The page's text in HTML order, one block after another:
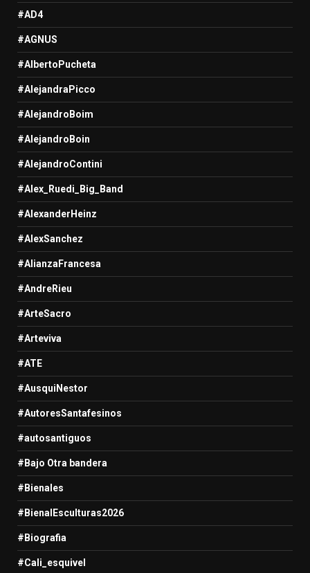
#AD4
#AGNUS
#AlbertoPucheta
#AlejandraPicco
#AlejandroBoim
#AlejandroBoin
#AlejandroContini
#Alex_Ruedi_Big_Band
#AlexanderHeinz
#AlexSanchez
#AlianzaFrancesa
#AndreRieu
#ArteSacro
#Arteviva
#ATE
#AusquiNestor
#AutoresSantafesinos
#autosantiguos
#Bajo Otra bandera
#Bienales
#BienalEsculturas2026
#Biografia
#Cali_esquivel